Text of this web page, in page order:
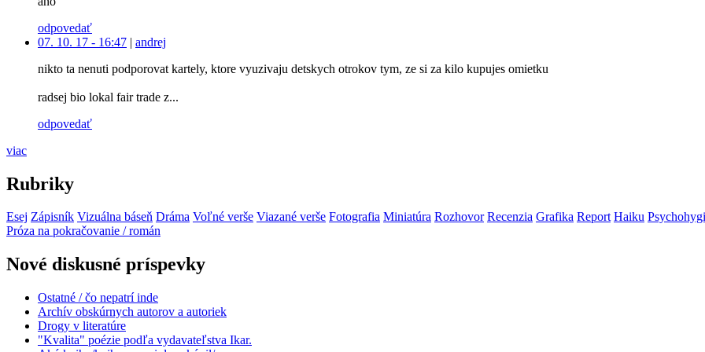
odpovedať
07. 10. 17 - 16:47 | andrej
nikto ta nenuti podporovat kartely, ktore vyuzivaju detskych otrokov tym, ze si za kilo kupujes omietku
radsej bio lokal fair trade z...
odpovedať
viac
Rubriky
Esej Zápisník Vizuálna báseň Dráma Voľné verše Viazané verše Fotografia Miniatúra Rozhovor Recenzia Grafika Report Haiku
Próza na pokračovanie / román
Nové diskusné príspevky
Ostatné / čo nepatrí inde
Archív obskúrnych autorov a autoriek
Drogy v literatúre
"Kvalita" poézie podľa vydavateľstva Ikar.